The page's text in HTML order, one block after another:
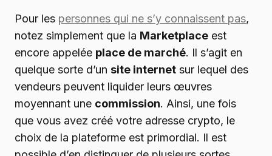
Pour les personnes qui ne s’y connaissent pas,
notez simplement que la Marketplace est
encore appelée place de marché. Il s’agit en
quelque sorte d’un site internet sur lequel des
vendeurs peuvent liquider leurs œuvres
moyennant une commission. Ainsi, une fois
que vous avez créé votre adresse crypto, le
choix de la plateforme est primordial. Il est